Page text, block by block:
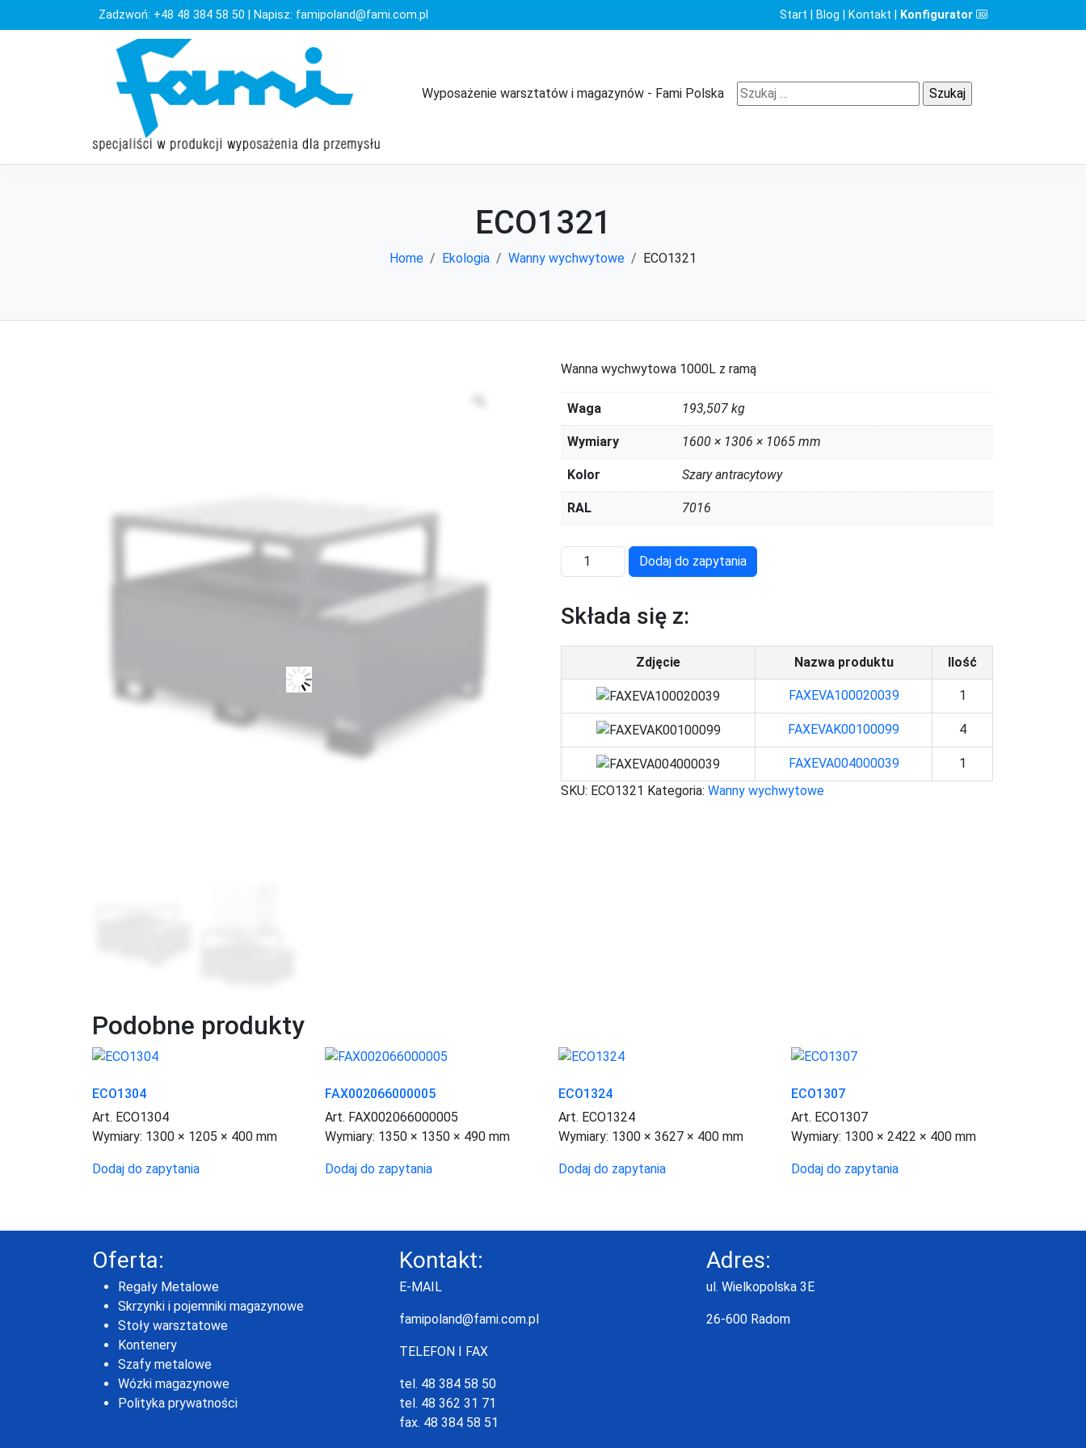
Zadzwoń: +48 48 384 58 50 | Napisz: famipoland@fami.com.pl Start Blog Kontakt Konfigurator
Wyposażenie warsztatów i magazynów - Fami Polska Szukaj:
ECO1321
Home Ekologia Wanny wychwytowe ECO1321
Wanna wychwytowa 1000L z ramą
Waga 193,507 kg
Wymiary 1600 × 1306 × 1065 mm
Kolor Szary antracytowy
RAL 7016
ilość
ECO1321
Dodaj do zapytania
Składa się z:
Zdjęcie Nazwa produktu Ilość
FAXEVA100020039 1
FAXEVAK00100099 4
FAXEVA004000039
1
SKU: ECO1321 Kategoria:Wanny wychwytowe
Podobne produkty
ECO1304
Art. ECO1304
Wymiary: 1300 × 1205 × 400 mm
Dodaj do zapytania
FAX002066000005
Art. FAX002066000005
Wymiary: 1350 × 1350 × 490 mm
Dodaj do zapytania
ECO1324
Art. ECO1324
Wymiary: 1300 × 3627 × 400 mm
Dodaj do zapytania
ECO1307
Art. ECO1307
Wymiary: 1300 × 2422 × 400 mm
Dodaj do zapytania
Oferta:
Regały Metalowe
Skrzynki i pojemniki magazynowe
Stoły warsztatowe
Kontenery
Szafy metalowe
Wózki magazynowe
Polityka prywatności
Kontakt:
E-MAIL
famipoland@fami.com.pl
TELEFON I FAX
tel. 48 384 58 50
tel. 48 362 31 71
fax. 48 384 58 51
Adres:
ul. Wielkopolska 3E
26-600 Radom